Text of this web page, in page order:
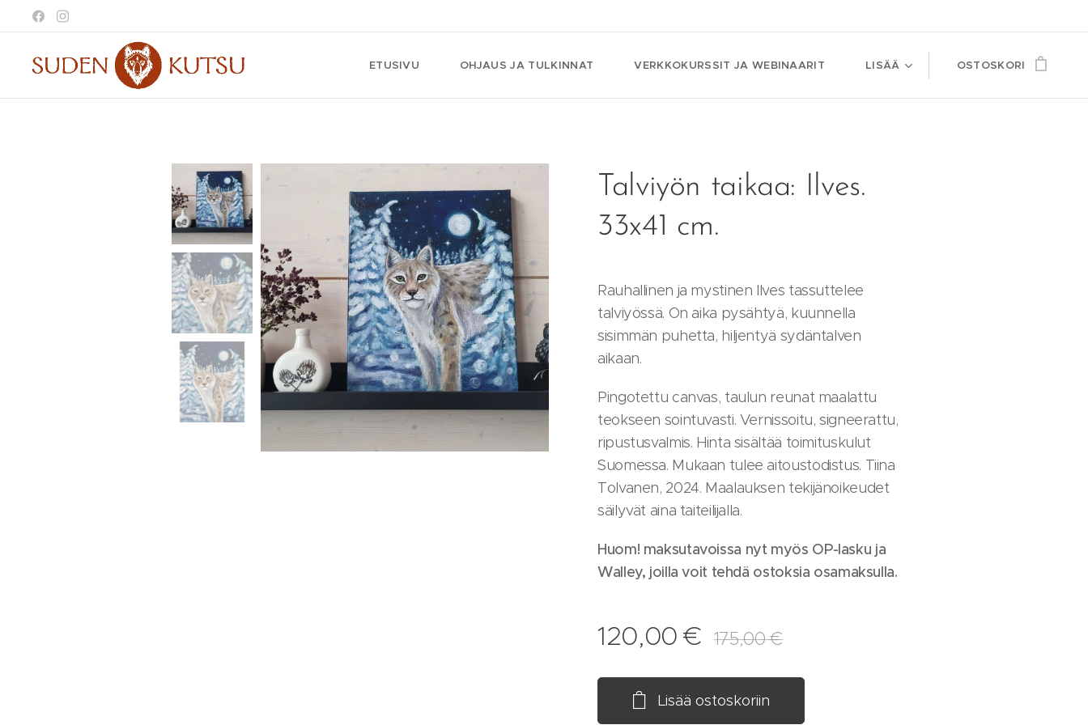
ETUSIVU OHJAUS JA TULKINNAT VERKKOKURSSIT JA WEBINAARIT LISÄÄ OSTOSKORI
Talviyön taikaa: Ilves.
33x41 cm.
Rauhallinen ja mystinen Ilves tassuttelee
talviyössä. On aika pysähtyä, kuunnella
sisimmän puhetta, hiljentyä sydäntalven
aikaan.
Pingotettu canvas, taulun reunat maalattu
teokseen sointuvasti. Vernissoitu, signeerattu,
ripustusvalmis. Hinta sisältää toimituskulut
Suomessa. Mukaan tulee aitoustodistus. Tiina
Tolvanen, 2024. Maalauksen tekijänoikeudet
säilyvät aina taiteilijalla.
Huom! maksutavoissa nyt myös OP-lasku ja
Walley, joilla voit tehdä ostoksia osamaksulla.
120,00 € 175,00€
Lisää ostoskoriin